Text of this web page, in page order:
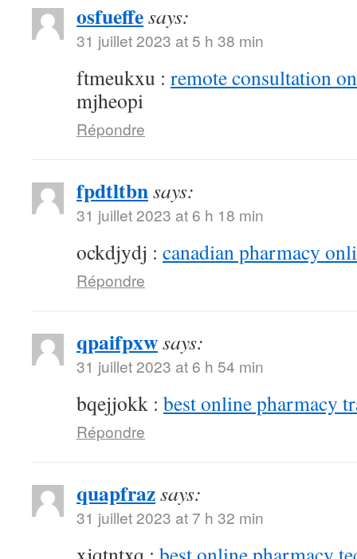
osfueffesays:
31 juillet 2023 at 5 h 38 min
ftmeukxu : remote consultation
mjheopi
Répondre
fpdtltbnsays:
31 juillet 2023 at 6 h 18 min
ockdjydj : canadian pharmacy
Répondre
qpaifpxwsays:
31 juillet 2023 at 6 h 54 min
bqejjokk : best online pharmacy
Répondre
quapfrazsays:
31 juillet 2023 at 7 h 32 min